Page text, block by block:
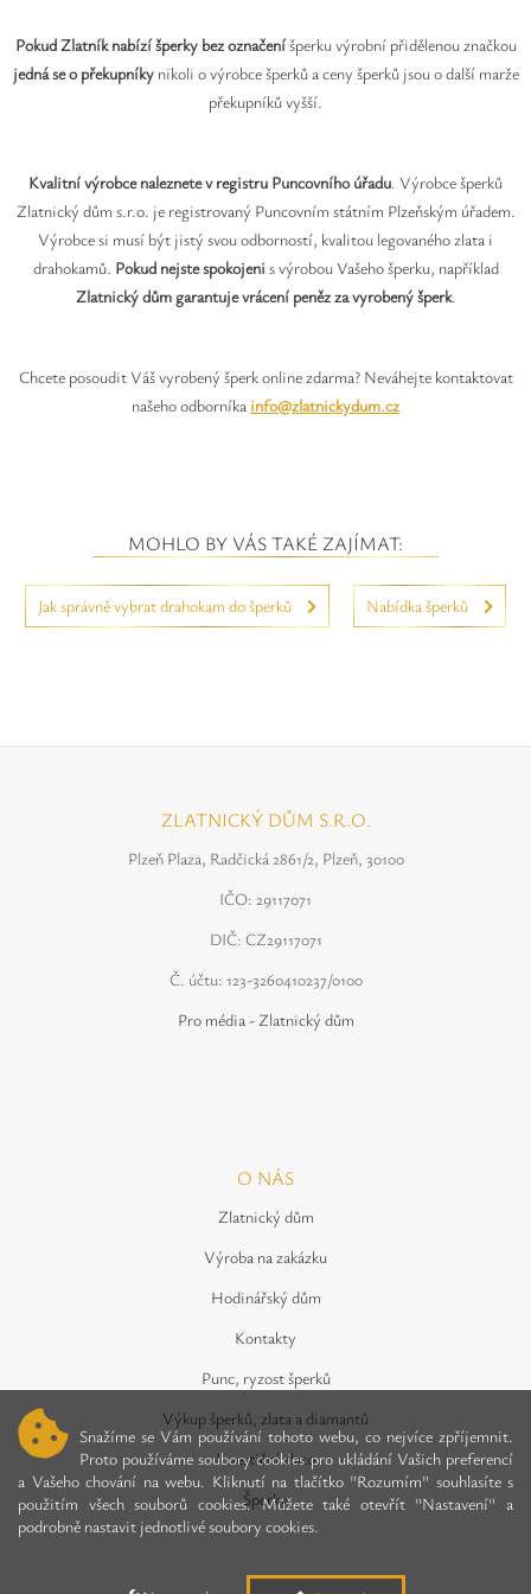
Snažíme se Vám používání tohoto webu, co nejvíce zpříjemnit.
Proto používáme soubory cookies pro ukládání Vašich preferencí
a Vašeho chování na webu. Kliknutí na tlačítko "Rozumím" souhlasíte s
použitím všech souborů cookies. Můžete také otevřít "Nastavení" a
podrobně nastavit jednotlivé soubory cookies.
Pokud Zlatník nabízí šperky bez označeníšperku výrobní přidělenou značkou
jedná se o překupníky nikoli o výrobce šperků a ceny šperků jsou o další marže
překupníků vyšší.
Kvalitní výrobce naleznete v registru Puncovního úřadu . Výrobce šperků
Zlatnický dům s.r.o. je registrovaný Puncovním státním Plzeňským úřadem.
Výrobce si musí být jistý svou odborností, kvalitou legovaného zlata i
drahokamů. Pokud nejste spokojeni s výrobou Vašeho šperku, například
Zlatnický dům garantuje vrácení peněz za vyrobený šperk.
Chcete posoudit Váš vyrobený šperk online zdarma? Neváhejte kontaktovat
našeho odborníka info@zlatnickydum.cz
MOHLO BY VÁS TAKÉ ZAJÍMAT:
Jak správně vybrat drahokam do šperků Nabídka šperků
ZLATNICKÝ DŮM S.R.O.
Plzeň Plaza, Radčická 2861/2, Plzeň, 30100
IČO: 29117071
DIČ: CZ29117071
Č. účtu: 123-3260410237/0100
Pro média - Zlatnický dům
O NÁS
Zlatnický dům
Výroba na zakázku
Hodinářský dům
Kontakty
Punc, ryzost šperků
Výkup šperků, zlata a diamantů
Investiční zlato
Šperky